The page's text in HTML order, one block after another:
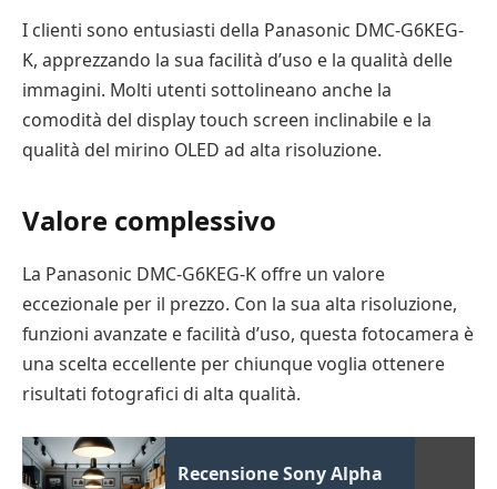
I clienti sono entusiasti della Panasonic DMC-G6KEG-
K, apprezzando la sua facilità d’uso e la qualità delle
immagini. Molti utenti sottolineano anche la
comodità del display touch screen inclinabile e la
qualità del mirino OLED ad alta risoluzione.
Valore complessivo
La Panasonic DMC-G6KEG-K offre un valore
eccezionale per il prezzo. Con la sua alta risoluzione,
funzioni avanzate e facilità d’uso, questa fotocamera è
una scelta eccellente per chiunque voglia ottenere
risultati fotografici di alta qualità.
Recensione Sony Alpha